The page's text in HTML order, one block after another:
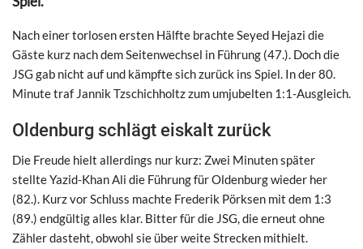
Nach einer torlosen ersten Hälfte brachte Seyed Hejazi die
Gäste kurz nach dem Seitenwechsel in Führung (47.). Doch die
JSG gab nicht auf und kämpfte sich zurück ins Spiel. In der 80.
Minute traf Jannik Tzschichholtz zum umjubelten 1:1-Ausgleich.
Oldenburg schlägt eiskalt zurück
Die Freude hielt allerdings nur kurz: Zwei Minuten später
stellte Yazid-Khan Ali die Führung für Oldenburg wieder her
(82.). Kurz vor Schluss machte Frederik Pörksen mit dem 1:3
(89.) endgültig alles klar. Bitter für die JSG, die erneut ohne
Zähler dasteht, obwohl sie über weite Strecken mithielt.